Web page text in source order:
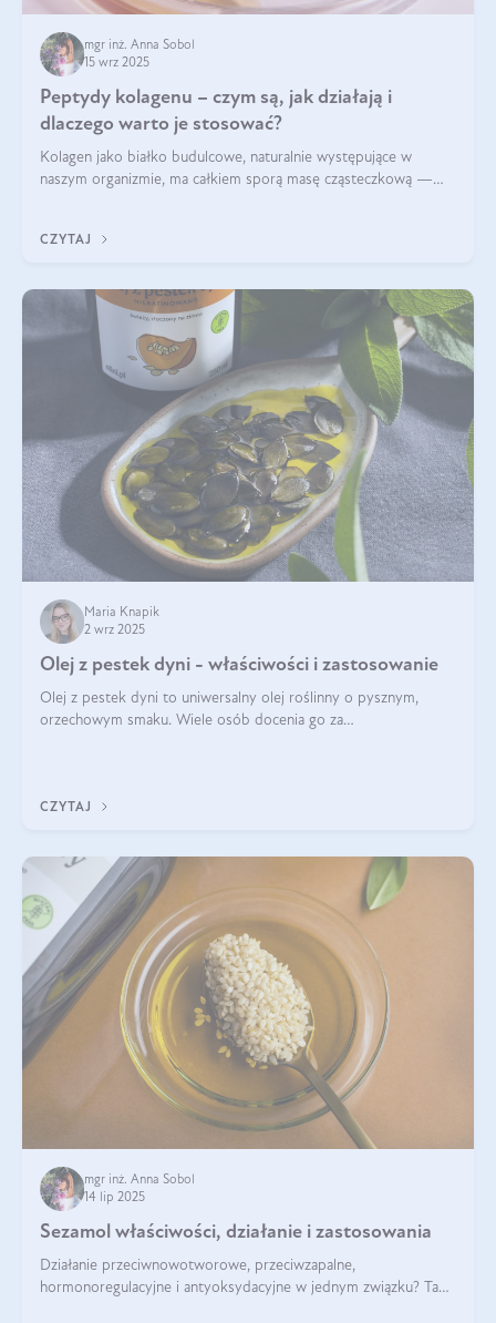
mgr inż. Anna Sobol
15 wrz 2025
Peptydy kolagenu – czym są, jak działają i
dlaczego warto je stosować?
Kolagen jako białko budulcowe, naturalnie występujące w
naszym organizmie, ma całkiem sporą masę cząsteczkową —
bardziej biodostępny
CZYTAJ
Maria Knapik
2 wrz 2025
Olej z pestek dyni - właściwości i zastosowanie
Olej z pestek dyni to uniwersalny olej roślinny o pysznym,
orzechowym smaku. Wiele osób docenia go za
CZYTAJ
mgr inż. Anna Sobol
14 lip 2025
Sezamol właściwości, działanie i zastosowania
Działanie przeciwnowotworowe, przeciwzapalne,
hormonoregulacyjne i antyoksydacyjne w jednym związku? Tak